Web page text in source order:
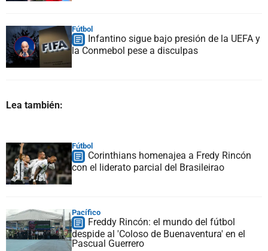
Fútbol
Infantino sigue bajo presión de la UEFA y
la Conmebol pese a disculpas
Lea también:
Fútbol
Corinthians homenajea a Fredy Rincón
con el liderato parcial del Brasileirao
Pacífico
Freddy Rincón: el mundo del fútbol
despide al 'Coloso de Buenaventura' en el
Pascual Guerrero